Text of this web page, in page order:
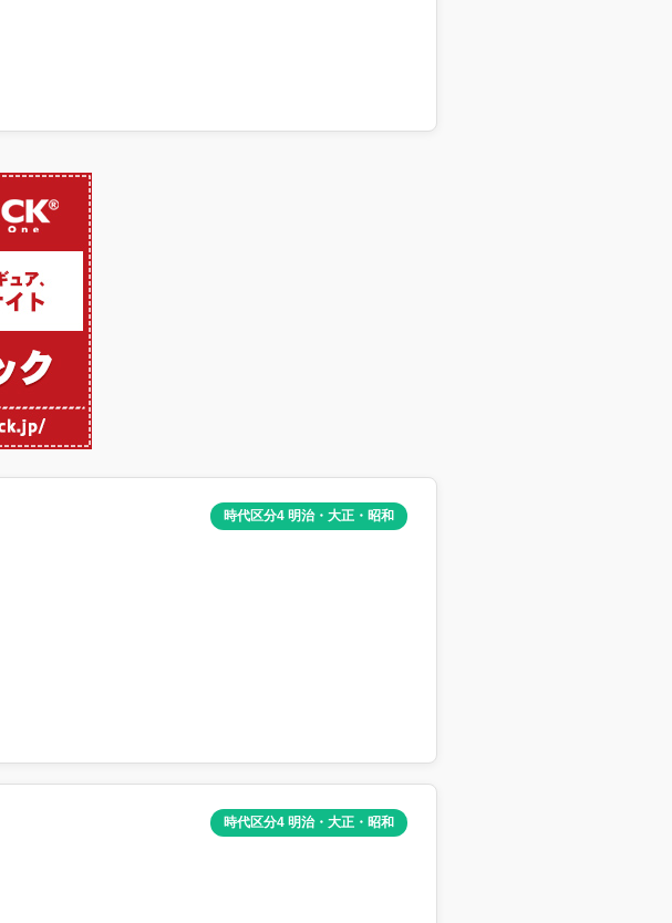
時代区分4 明治・大正・昭和
時代区分4 明治・大正・昭和